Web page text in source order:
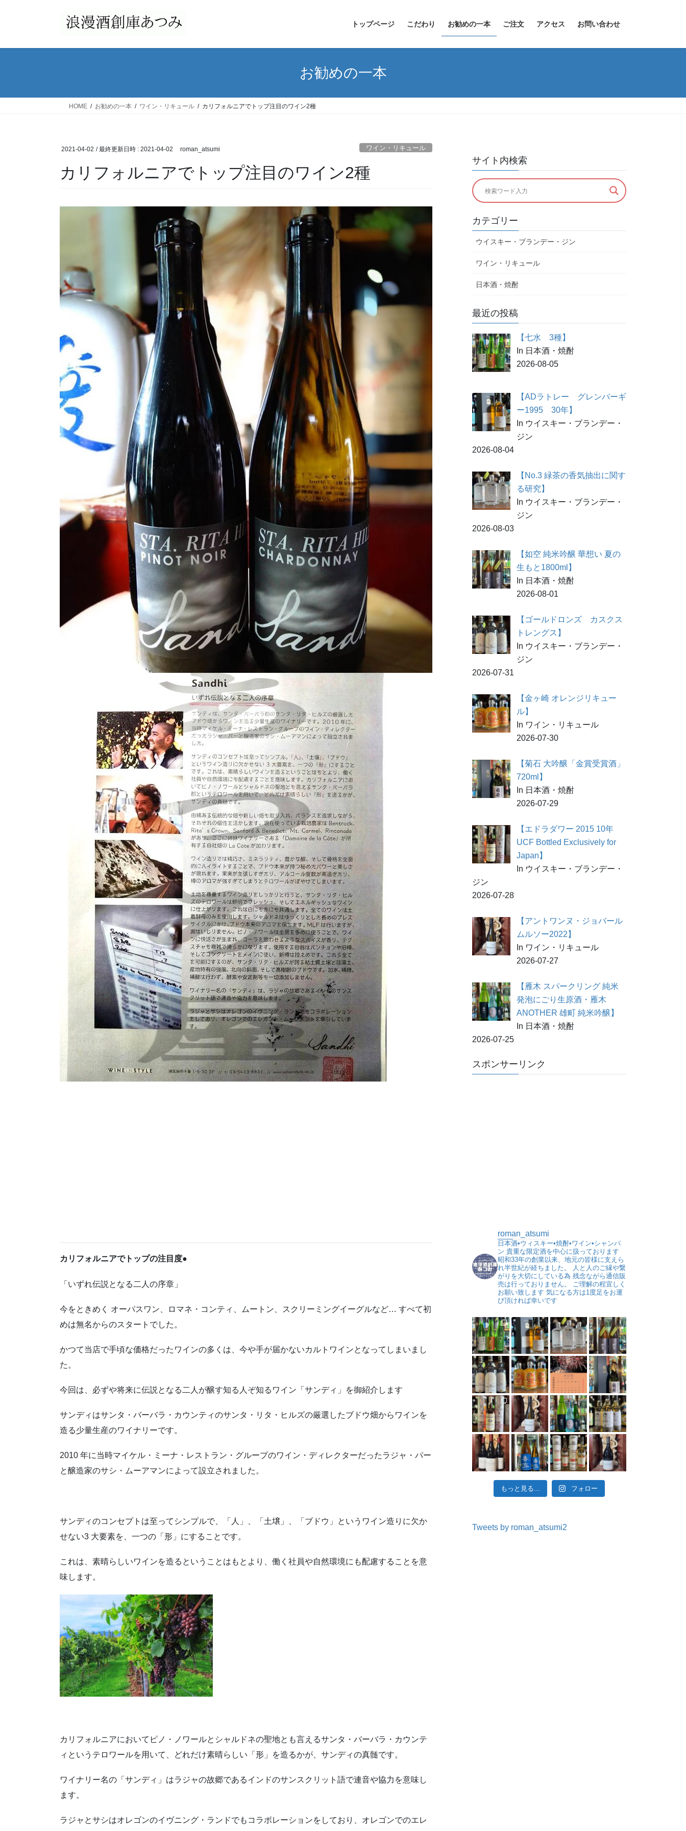
トップページ こだわり お勧めの一本 ご注文 アクセス お問い合わせ
お勧めの一本
HOME お勧めの一本 ワイン・リキュール カリフォルニアでトップ注目のワイン2種
2021-04-02 / 最終更新日時 : 2021-04-02 roman_atsumi ワイン・リキュール
カリフォルニアでトップ注目のワイン2種
カリフォルニアでトップの注目度●
「いずれ伝説となる二人の序章」
今をときめく オーパスワン、ロマネ・コンティ、ムートン、スクリーミングイーグルなど… すべて初
めは無名からのスタートでした。
かつて当店で手頃な価格だったワインの多くは、今や手が届かないカルトワインとなってしまいまし
た。
今回は、必ずや将来に伝説となる二人が醸す知る人ぞ知るワイン「サンディ」を御紹介します
サンディはサンタ・バーバラ・カウンティのサンタ・リタ・ヒルズの厳選したブドウ畑からワインを
造る少量生産のワイナリーです。
2010 年に当時マイケル・ミーナ・レストラン・グループのワイン・ディレクターだったラジャ・パー
と醸造家のサシ・ムーアマンによって設立されました。
サンディのコンセプトは至ってシンプルで、「人」、「土壌」、「ブドウ」というワイン造りに欠か
せない3 大要素を、一つの「形」にすることです。
これは、素晴らしいワインを造るということはもとより、働く社員や自然環境にも配慮することを意
味します。
カリフォルニアにおいてピノ・ノワールとシャルドネの聖地とも言えるサンタ・バーバラ・カウンテ
ィというテロワールを用いて、どれだけ素晴らしい「形」を造るかが、サンディの真髄です。
ワイナリー名の「サンディ」はラジャの故郷であるインドのサンスクリット語で連音や協力を意味し
ます。
ラジャとサシはオレゴンのイヴニング・ランドでもコラボレーションをしており、オレゴンでのエレ
サイト内検索
カテゴリー
ウイスキー・ブランデー・ジン
ワイン・リキュール
日本酒・焼酎
最近の投稿
【七水 3種】
In 日本酒・焼酎
2026-08-05
【ADラトレー グレンバーギ
ー1995 30年】
In ウイスキー・ブランデー・
ジン
2026-08-04
【No.3 緑茶の香気抽出に関す
る研究】
In ウイスキー・ブランデー・
ジン
2026-08-03
【如空 純米吟醸 華想い 夏の
生もと1800ml】
In 日本酒・焼酎
2026-08-01
【ゴールドロンズ カスクス
トレングス】
In ウイスキー・ブランデー・
ジン
2026-07-31
【金ヶ崎 オレンジリキュー
ル】
In ワイン・リキュール
2026-07-30
【菊石 大吟醸「金賞受賞酒」
720ml】
In 日本酒・焼酎
2026-07-29
【エドラダワー 2015 10年
UCF Bottled Exclusively for
Japan】
In ウイスキー・ブランデー・
ジン
2026-07-28
【アントワンヌ・ジョバール
ムルソー2022】
In ワイン・リキュール
2026-07-27
【雁木 スパークリング 純米
発泡にごり生原酒・雁木
ANOTHER 雄町 純米吟醸】
In 日本酒・焼酎
2026-07-25
スポンサーリンク
roman_atsumi
日本酒•ウィスキー•焼酎•ワイン•シャンパ
ン 貴重な限定酒を中心に扱っております
昭和33年の創業以来、地元の皆様に支えら
れ半世紀が経ちました。
人と人のご縁や繋
がりを大切にしている為 残念ながら通信販
売は行っておりません。
ご理解の程宜しく
お願い致します 気になる方は1度足をお運
び頂ければ幸いです
もっと見る... フォロー
Tweets by roman_atsumi2